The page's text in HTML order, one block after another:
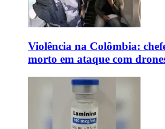
Violência na Colômbia:
morto em ataque com